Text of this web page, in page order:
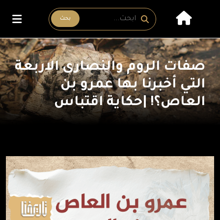
بحث
صفات الروم والنصارى الاربعة
التي أخبرنا بها عمرو بن
العاص؟! |حكاية اقتباس